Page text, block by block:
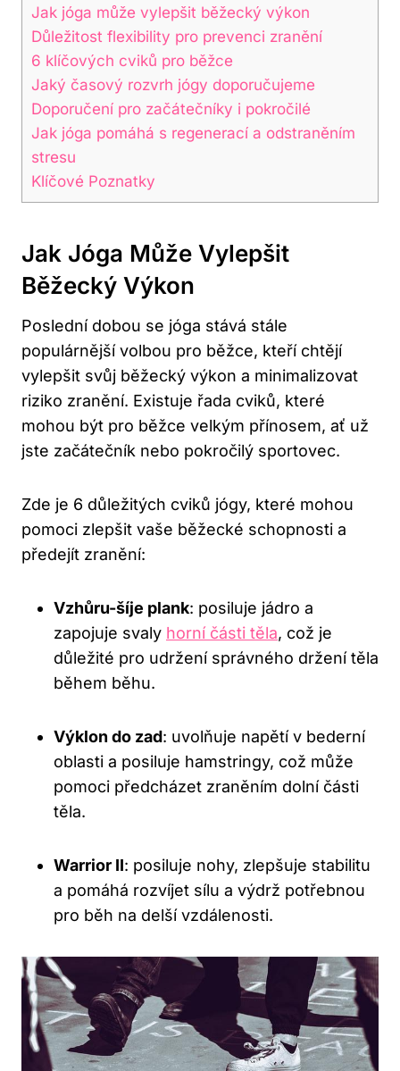
Jak jóga může vylepšit běžecký výkon
Důležitost flexibility pro prevenci zranění
6 klíčových cviků pro běžce
Jaký časový rozvrh jógy doporučujeme
Doporučení pro začátečníky i pokročilé
Jak jóga pomáhá s regenerací a odstraněním
stresu
Klíčové Poznatky
Jak Jóga Může Vylepšit
Běžecký Výkon
Poslední dobou se jóga stává stále
populárnější volbou pro běžce, kteří chtějí
vylepšit svůj běžecký výkon a minimalizovat
riziko zranění. Existuje řada cviků, které
mohou být pro běžce velkým přínosem, ať už
jste začátečník nebo pokročilý sportovec.
Zde je 6 důležitých cviků jógy, které mohou
pomoci zlepšit vaše běžecké schopnosti a
předejít zranění:
Vzhůru-šíje plank: posiluje jádro a
zapojuje svaly horní části těla, což je
důležité pro udržení správného držení těla
během běhu.
Výklon do zad: uvolňuje napětí v bederní
oblasti a posiluje hamstringy, což může
pomoci předcházet zraněním dolní části
těla.
Warrior II: posiluje nohy, zlepšuje stabilitu
a pomáhá rozvíjet sílu a výdrž potřebnou
pro běh na delší vzdálenosti.